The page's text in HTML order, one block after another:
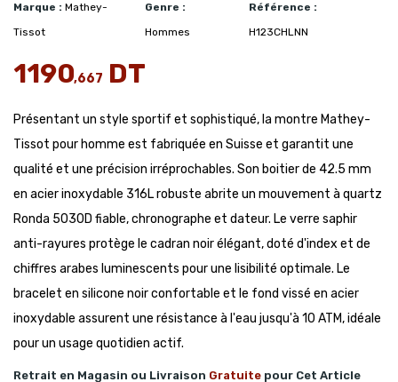
Marque : Mathey-
Tissot
Genre :
Hommes
Référence :
H123CHLNN
1190,667 DT
Présentant un style sportif et sophistiqué, la montre Mathey-
Tissot pour homme est fabriquée en Suisse et garantit une
qualité et une précision irréprochables. Son boitier de 42.5 mm
en acier inoxydable 316L robuste abrite un mouvement à quartz
Ronda 5030D fiable, chronographe et dateur. Le verre saphir
anti-rayures protège le cadran noir élégant, doté d'index et de
chiffres arabes luminescents pour une lisibilité optimale. Le
bracelet en silicone noir confortable et le fond vissé en acier
inoxydable assurent une résistance à l'eau jusqu'à 10 ATM, idéale
pour un usage quotidien actif.
Retrait en Magasin ou Livraison Gratuite pour Cet Article